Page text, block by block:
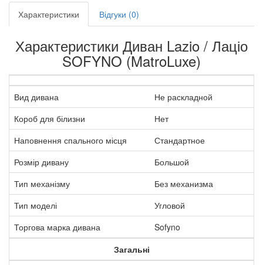
Характеристики Відгуки (0)
Характеристики Диван Lazio / Лаціо
SOFYNO (MatroLuxe)
Вид дивана
Не раскладной
Короб для білизни
Нет
Наповнення спального місця
Стандартное
Розмір дивану
Большой
Тип механізму
Без механизма
Тип моделі
Угловой
Торгова марка дивана
Sofyno
Загальні